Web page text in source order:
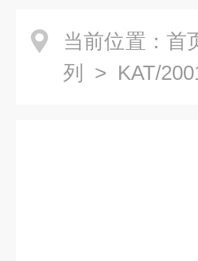
当前位置： 首
列
> KAT/